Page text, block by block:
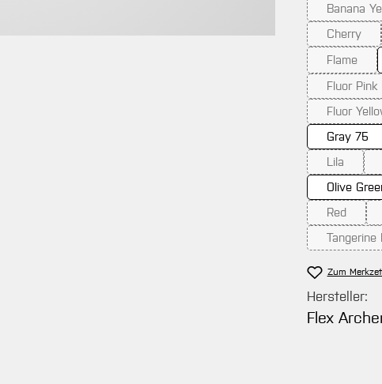
Banana
Cherry
(Diese
Flame
(Diese
Fluor Pink
Fluor
Gray 75
Lila
(Diese
Olive
Red
(Diese
Tangerine
Zum
Hersteller:
Flex